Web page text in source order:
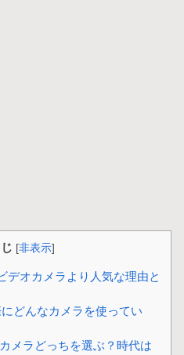
[非表示]
デオカメラより人気な理由と
どんなカメラを使ってい
メラどっちを選ぶ？時代は